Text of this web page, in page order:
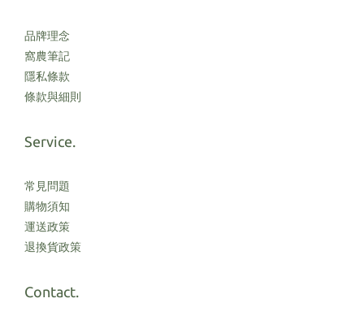
品牌理念
窩農筆記
隱私條款
條款與細則
Service.
常見問題
購物須知
運送政策
退換貨政策
Contact.